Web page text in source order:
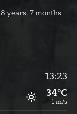
8 years, 7 months
13:23
34°C
1 m/s